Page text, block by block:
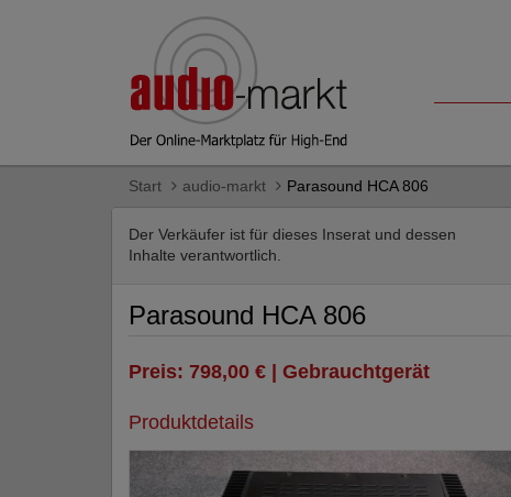
Start audio-markt Parasound HCA 806
Der Verkäufer ist für dieses Inserat und dessen
Inhalte verantwortlich.
Parasound HCA 806
Preis: 798,00 € | Gebrauchtgerät
Produktdetails